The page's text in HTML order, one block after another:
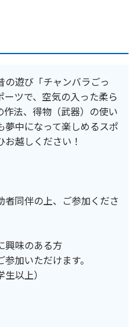
の遊び「チャンバラごっ
ツで、空気の入った柔ら
法、得物（武器）の使い
中になって楽しめるスポ
越しください！
同伴の上、ご参加くださ
味のある方
加いただけます。
以上）